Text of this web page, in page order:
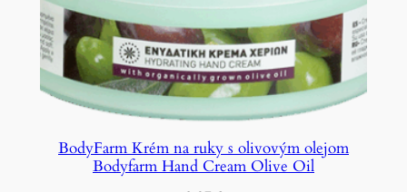
BodyFarm Krém na ruky s olivovým olejom
Bodyfarm Hand Cream Olive Oil